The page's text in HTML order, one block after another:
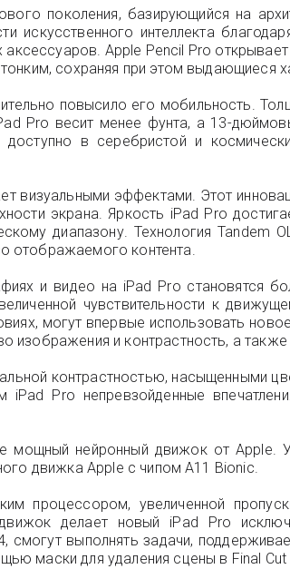
поколения, базирующийся на
интеллекта
Apple Pencil Pro
сохраняя при этом выдающиеся
повысило его мобильность.
весит менее фунта, а 13-
в серебристой и
эффектами. Этот
экрана. Яркость iPad Pro
диапазону. Технология Tandem
отображаемого контента.
и видео на iPad Pro становятся
чувствительности к
могут впервые использовать
изображения и контрастность, а
контрастностью, насыщенными
iPad Pro непревзойденные
нейронный движок от Apple.
движка Apple с чипом A11 Bionic.
увеличенной
делает новый iPad Pro
выполнять задачи,
маски для удаления сцены в Final